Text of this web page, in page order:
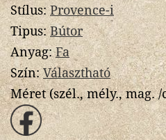
Stílus:Provence-i
Tipus:Bútor
Anyag:Fa
Szín:Választható
Méret (szél., mély., mag.